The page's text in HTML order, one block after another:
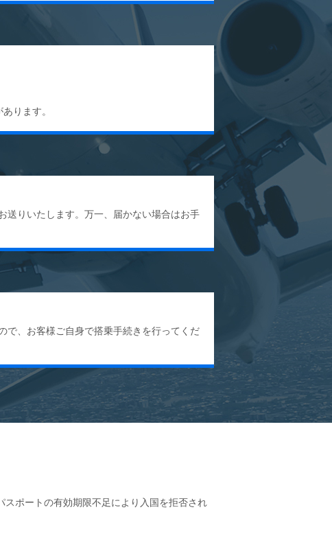
ります。
送りいたします。万一、届かない場合はお手
で、お客様ご自身で搭乗手続きを行ってくだ
ポートの有効期限不足により入国を拒否され